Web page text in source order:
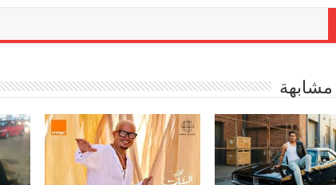
مشابهة